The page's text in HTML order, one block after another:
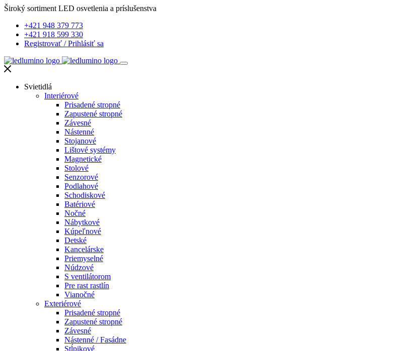
Široký sortiment LED osvetlenia a príslušenstva
+421 948 379 773
+421 918 599 330
Registrovať /Prihlásiť sa
Svietidlá
Interiérové
Prisadené stropné
Zapustené stropné
Závesné
Nástenné
Stojanové
Lištové systémy
Magnetické
Stolové
Senzorové
Podlahové
Schodiskové
Batériové
Nočné
Nábytkové
Kúpeľnové
Detské
Kancelárske
Priemyselné
Núdzové
S ventilátorom
Pre rast rastlín
Vianočné
Exteriérové
Prisadené stropné
Zapustené stropné
Závesné
Nástenné / Fasádne
Stĺpikové